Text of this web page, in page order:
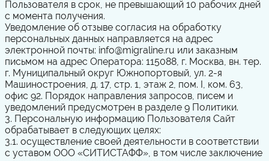
Пользователя в срок, не превышающий 10 рабочих дней
с момента получения.
Уведомление об отзыве согласия на обработку
персональных данных направляется на адрес
электронной почты: info@migraline.ru или заказным
письмом на адрес Оператора: 115088, г. Москва, вн. тер.
г. Муниципальный округ Южнопортовый, ул. 2-я
Машиностроения, д. 17, стр. 1, этаж 2, пом. I, ком. 63,
офис 92. Порядок направления запросов, писем и
уведомлений предусмотрен в разделе 9 Политики.
3. Персональную информацию Пользователя Сайт
обрабатывает в следующих целях:
3.1. осуществление своей деятельности в соответствии
с уставом ООО «СИТИСТАФФ», в том числе заключение